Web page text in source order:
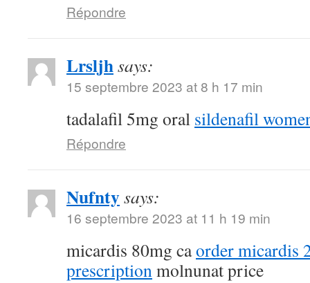
Répondre
Lrsljhsays:
15 septembre 2023 at 8 h 17 min
tadalafil 5mg oral sildenafil
Répondre
Nufntysays:
16 septembre 2023 at 11 h 19 min
micardis 80mg caorder micardis
prescriptionmolnunat price